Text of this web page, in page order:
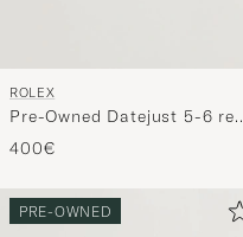
ROLEX
Pre-Owned Datejust 5-6 ref
Flower Dial
400€
PRE-OWNED